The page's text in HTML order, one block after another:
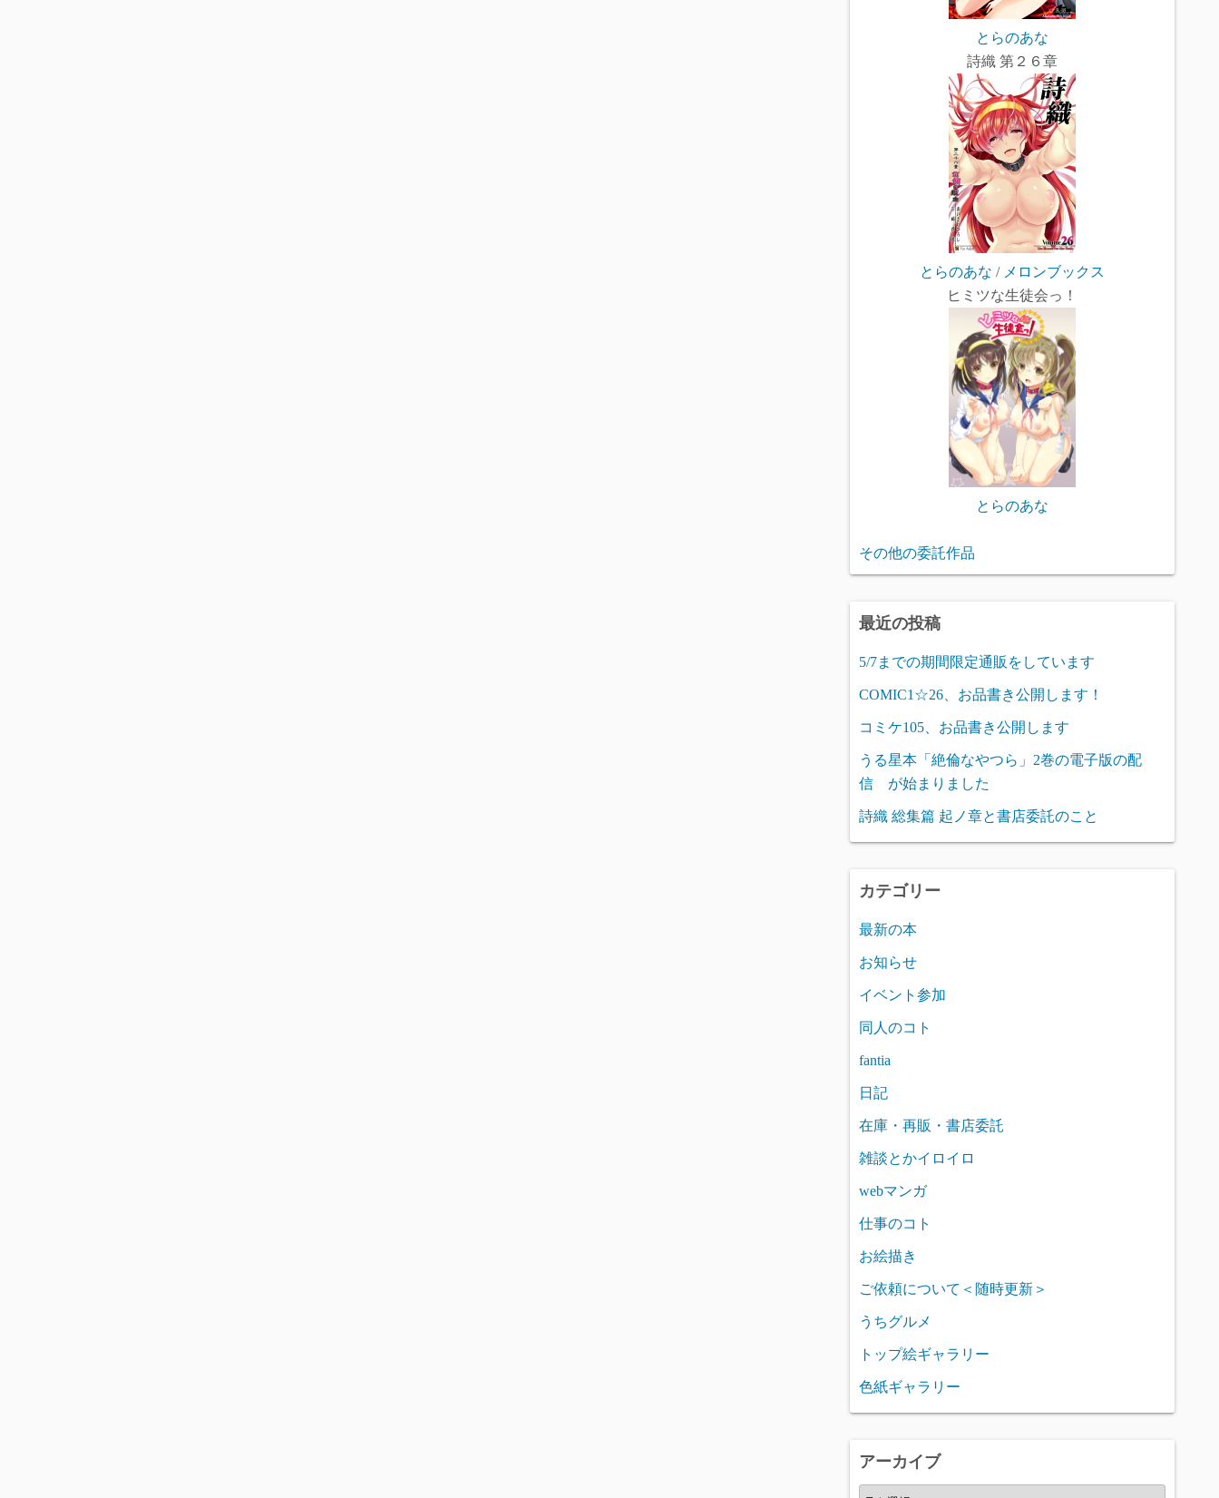
とらのあな
詩織 第２６章
とらのあな / メロンブックス
ヒミツな生徒会っ！
とらのあな
その他の委託作品
最近の投稿
5/7までの期間限定通販をしています
COMIC1☆26、お品書き公開します！
コミケ105、お品書き公開します
うる星本「絶倫なやつら」2巻の電子版の配
信 が始まりました
詩織 総集篇 起ノ章と書店委託のこと
カテゴリー
最新の本
お知らせ
イベント参加
同人のコト
fantia
日記
在庫・再販・書店委託
雑談とかイロイロ
webマンガ
仕事のコト
お絵描き
ご依頼について＜随時更新＞
うちグルメ
トップ絵ギャラリー
色紙ギャラリー
アーカイブ
ア